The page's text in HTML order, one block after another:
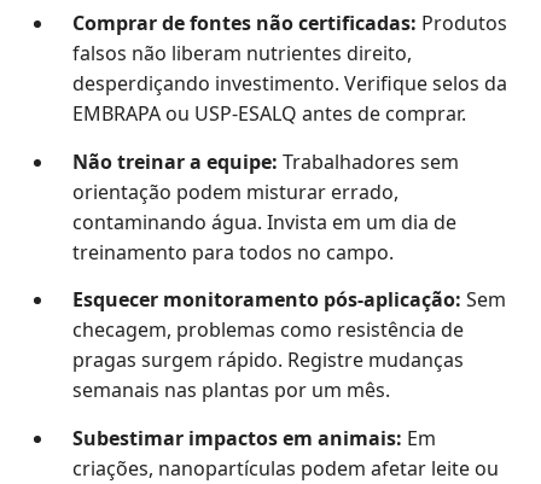
Comprar de fontes não certificadas: Produtos
falsos não liberam nutrientes direito,
desperdiçando investimento. Verifique selos da
EMBRAPA ou USP-ESALQ antes de comprar.
Não treinar a equipe: Trabalhadores sem
orientação podem misturar errado,
contaminando água. Invista em um dia de
treinamento para todos no campo.
Esquecer monitoramento pós-aplicação: Sem
checagem, problemas como resistência de
pragas surgem rápido. Registre mudanças
semanais nas plantas por um mês.
Subestimar impactos em animais: Em
criações, nanopartículas podem afetar leite ou